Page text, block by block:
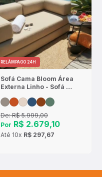
RELÂMPAGO 24H
Sofá Cama Bloom Área
Externa Linho - Sofá na
De:R$ 5.999,00
Por R$ 2.679,10
Até 10x R$ 297,67